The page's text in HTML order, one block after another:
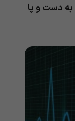
دست و پا